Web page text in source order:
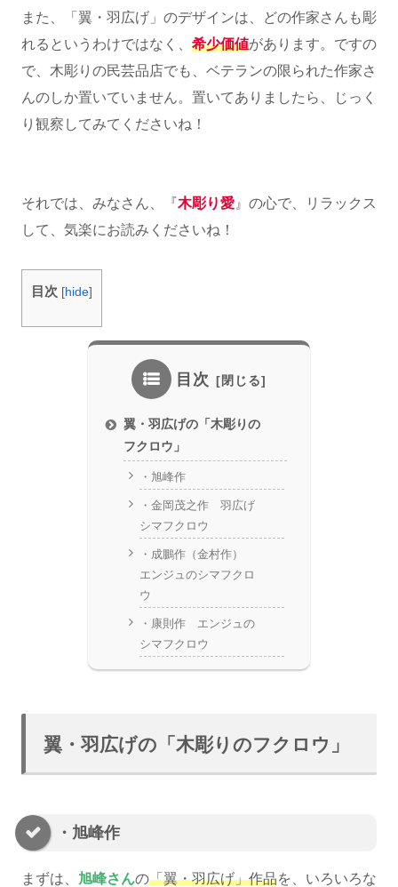
また、「翼・羽広げ」のデザインは、どの作家さんも彫
れるというわけではなく、 希少価値があります。ですの
で、木彫りの民芸品店でも、ベテランの限られた作家さ
んのしか置いていません。置いてありましたら、じっく
り観察してみてくださいね！
それでは、みなさん、『木彫り愛 』の心で、リラックス
して、気楽にお読みくださいね！
目次 [hide]
目次
翼・羽広げの「木彫りの
フクロウ」
・旭峰作
・金岡茂之作 羽広げ
シマフクロウ
・成鵬作（金村作）
エンジュのシマフクロ
ウ
・康則作 エンジュの
シマフクロウ
翼・羽広げの「木彫りのフクロウ」
・旭峰作
まずは、 旭峰さんの「翼・羽広げ」作品を、いろいろな